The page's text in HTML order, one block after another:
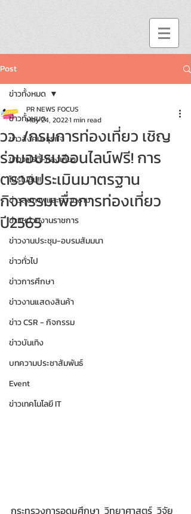
Post
ข่าวทั้งหมด
ข่าวสังคม-ธุรกิจ
ข่าววาไรตี้-ท่องเที่ยว
โปรโมชั่น!!
ข่าวสุขภาพและความงาม
ข่าวหน่วยงานราชการ
ข่าวงานประชุม-อบรมสัมมนา
ข่าวทั่วไป
ข่าวการศึกษา
ข่าวงานแสดงสินค้า
ข่าว CSR - กิจกรรม
ข่าวบันเทิง
บทความประชาสัมพันธ์
Event
ข่าวเทคโนโลยี IT
ข่าวทั้งหมด
วว. /กรมการท่องเที่ยว เชิญ
ร่วมอบรมออนไลน์ฟรี! การ
ตรวจประเมินมาตรฐาน
กิจกรรมเพื่อการท่องเที่ยว
ปี2565
PR NEWS FOCUS
May 24, 20221 min read
กระทรวงการอุดมศึกษา  วิทยาศาสตร์  วิจัย